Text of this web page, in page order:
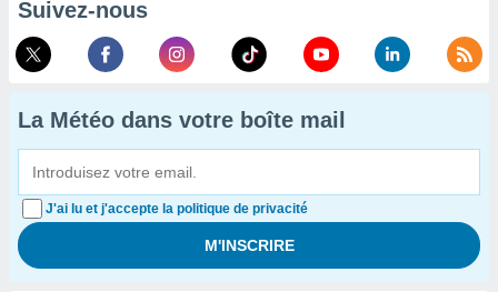
Suivez-nous
La Météo dans votre boîte mail
J'ai lu et j'accepte la politique de privacité